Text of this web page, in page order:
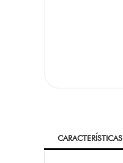
CARACTERÍSTICAS